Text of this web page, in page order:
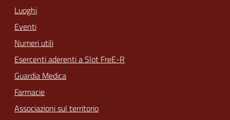
Luoghi
Eventi
Numeri utili
Esercenti aderenti a Slot FreE-R
Guardia Medica
Farmacie
Associazioni sul territorio